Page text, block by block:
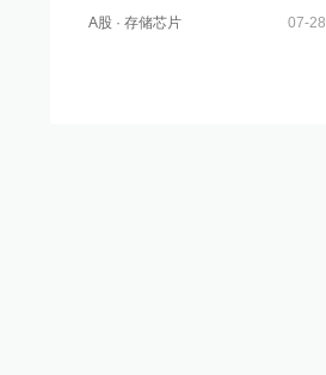
A股 · 存储芯片 07-28